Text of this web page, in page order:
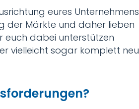
eures Unternehmens
der Märkte und daher lieben
euch dabei unterstützen
vielleicht sogar komplett neu